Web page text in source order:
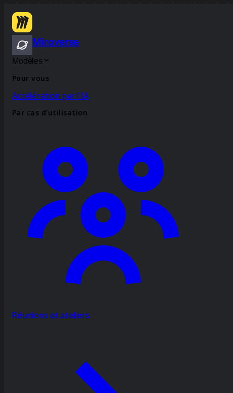
Miroverse
Modèles
Pour vous
Accélération par l’IA
Par cas d’utilisation
Réunions et ateliers